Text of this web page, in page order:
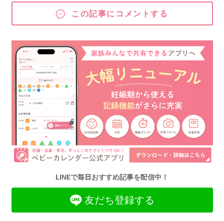
この記事にコメントする
LINEで毎日おすすめ記事を配信中！
友だち登録する